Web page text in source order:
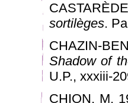
sortilèges.
CHAZIN-
Shadow of
U.P., xxxiii-
CHION, M.